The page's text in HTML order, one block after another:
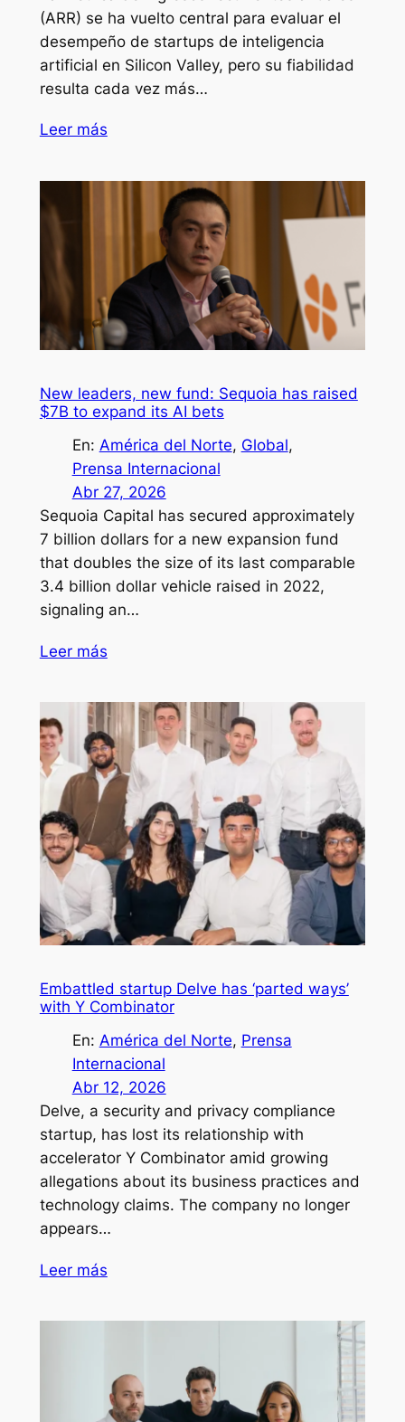
(ARR) se ha vuelto central para evaluar el
desempeño de startups de inteligencia
artificial en Silicon Valley, pero su fiabilidad
resulta cada vez más…
Leer más
New leaders, new fund: Sequoia has raised
$7B to expand its AI bets
En: América del Norte, Global
Prensa Internacional
Abr 27, 2026
Sequoia Capital has secured approximately
7 billion dollars for a new expansion fund
that doubles the size of its last comparable
3.4 billion dollar vehicle raised in 2022,
signaling an…
Leer más
Embattled startup Delve has ‘parted ways’
with Y Combinator
En: América del Norte, Prensa
Internacional
Abr 12, 2026
Delve, a security and privacy compliance
startup, has lost its relationship with
accelerator Y Combinator amid growing
allegations about its business practices and
technology claims. The company no longer
appears…
Leer más